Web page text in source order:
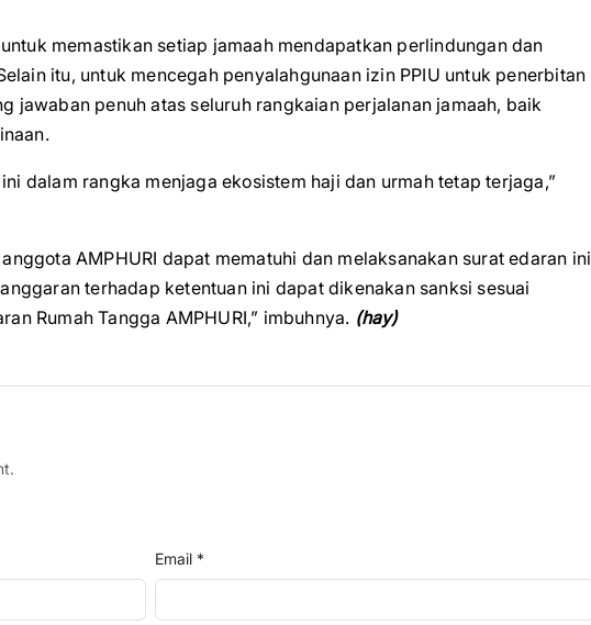
memastikan setiap jamaah mendapatkan perlindungan dan
itu, untuk mencegah penyalahgunaan izin PPIU untuk penerbitan
jawaban penuh atas seluruh rangkaian perjalanan jamaah, baik
dalam rangka menjaga ekosistem haji dan urmah tetap terjaga,”
AMPHURI dapat mematuhi dan melaksanakan surat edaran ini
terhadap ketentuan ini dapat dikenakan sanksi sesuai
Rumah Tangga AMPHURI,” imbuhnya. (hay)
Email *